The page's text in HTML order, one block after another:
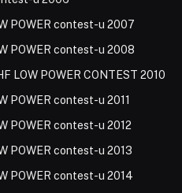
POWER contest-u 2007
POWER contest-u 2008
LOW POWER CONTEST 2010
POWER contest-u 2011
POWER contest-u 2012
POWER contest-u 2013
POWER contest-u 2014